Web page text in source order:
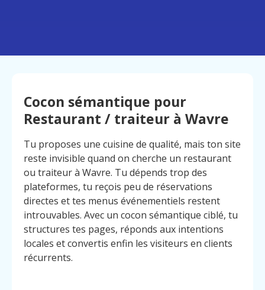
Cocon sémantique pour
Restaurant / traiteur à Wavre
Tu proposes une cuisine de qualité, mais ton site
reste invisible quand on cherche un restaurant
ou traiteur à Wavre. Tu dépends trop des
plateformes, tu reçois peu de réservations
directes et tes menus événementiels restent
introuvables. Avec un cocon sémantique ciblé, tu
structures tes pages, réponds aux intentions
locales et convertis enfin les visiteurs en clients
récurrents.